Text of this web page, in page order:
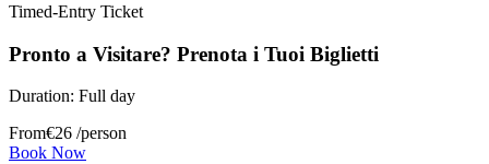
Timed-Entry Ticket
Pronto a Visitare? Prenota i Tuoi Biglietti
Duration: Full day
From€26 /person
Book Now